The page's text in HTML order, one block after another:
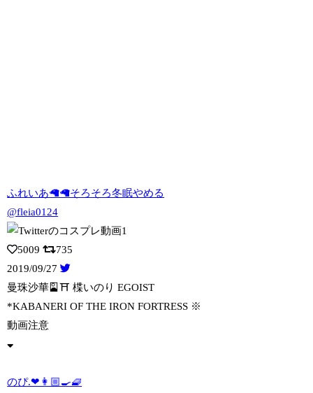
ふれいあ🦙🦙そろそろ冬眠やめる
@fleia0124
5009
735
2019/09/27
曼珠沙華🎴⛩ 楪いのり EGOIST
*KABANERI OF THE IRON FORTRESS ※
動画注意
のぴ.❤👩🏼‍🍳🧇